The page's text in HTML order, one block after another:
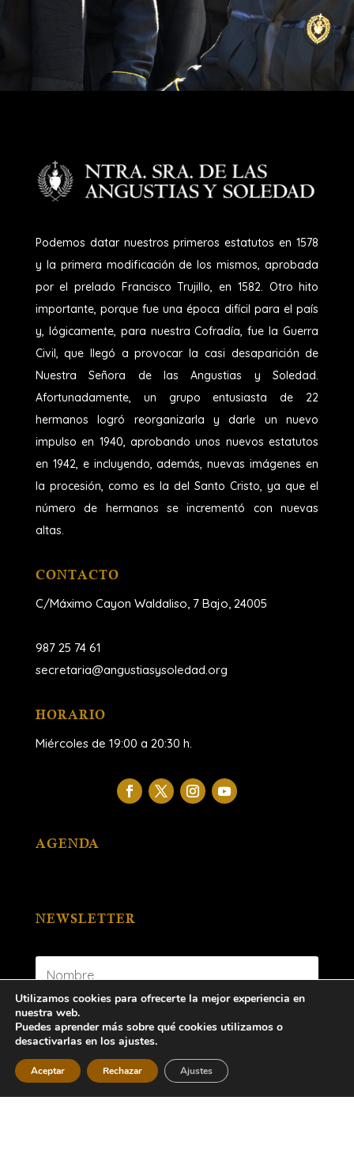
Podemos datar nuestros primeros estatutos en 1578
y la primera modificación de los mismos, aprobada
por el prelado Francisco Trujillo, en 1582. Otro hito
importante, porque fue una época difícil para el país
y, lógicamente, para nuestra Cofradía, fue la Guerra
Civil, que llegó a provocar la casi desaparición de
Nuestra Señora de las Angustias y Soledad.
Afortunadamente, un grupo entusiasta de 22
hermanos logró reorganizarla y darle un nuevo
impulso en 1940, aprobando unos nuevos estatutos
en 1942, e incluyendo, además, nuevas imágenes en
la procesión, como es la del Santo Cristo, ya que el
número de hermanos se incrementó con nuevas
altas.
CONTACTO
C/Máximo Cayon Waldaliso, 7 Bajo, 24005
987 25 74 61
secretaria@angustiasysoledad.org
HORARIO
Miércoles de 19:00 a 20:30 h.
AGENDA
NEWSLETTER
Suscribirse
Utilizamos cookies para ofrecerte la mejor experiencia en
nuestra web.
Puedes aprender más sobre qué cookies utilizamos o
desactivarlas en los ajustes.
Aceptar Rechazar Ajustes